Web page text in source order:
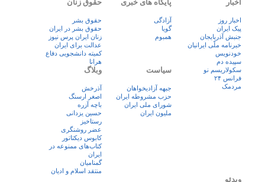
اخبار
اخبار روز
پيک ايران
جنبش آذربایجان
خبرنامه ملّی ایرانیان
خودنویس
سپیده دم
سکولاریسم نو
فرانس ۲۴
مردمک
پایگاه های خبری
آزادگی
گویا
همبوم
حقوق زنان
حقوق بشر
حقوق بشر در ایران
زنان ايران پرس نيوز
عدالت برای ایران
کمیته دانشجویی دفاع
هرانا
سیاست
جبهه آزادیخواهان
حزب مشروطه ایران
شورای ملی ایران
ملیون ایران
وبلاگ
آذرخش
اصغر ارسنگ
باچه آزره
حسین یزدانی
رستاخیز
عضر روشنگری
کابوس دیکتاتور
کتاب‌های ممنوعه در
ایران
گمنامیان
منتقد اسلام و ادیان
ویدئو